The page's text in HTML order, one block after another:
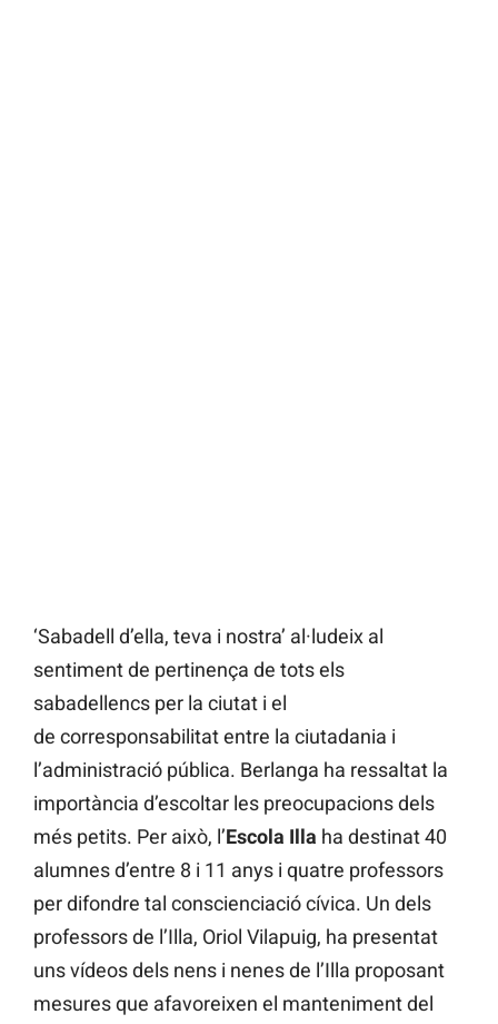
‘Sabadell d’ella, teva i nostra’ al·ludeix al
sentiment de pertinença de tots els
sabadellencs per la ciutat i el
de corresponsabilitat entre la ciutadania i
l’administració pública. Berlanga ha ressaltat la
importància d’escoltar les preocupacions dels
més petits. Per això, l’Escola Illa ha destinat 40
alumnes d’entre 8 i 11 anys i quatre professors
per difondre tal conscienciació cívica. Un dels
professors de l’Illa, Oriol Vilapuig, ha presentat
uns vídeos dels nens i nenes de l’Illa proposant
mesures que afavoreixen el manteniment del